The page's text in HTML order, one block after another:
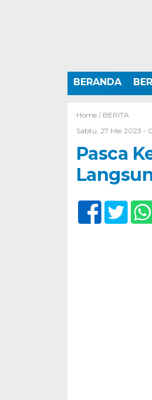
BERANDA
Home / BERITA
Sabtu, 27 Mei 2023 -
Pasca